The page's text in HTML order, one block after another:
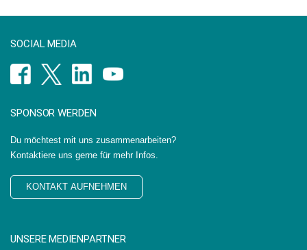
SOCIAL MEDIA
SPONSOR WERDEN
Du möchtest mit uns zusammenarbeiten?
Kontaktiere uns gerne für mehr Infos.
KONTAKT AUFNEHMEN
UNSERE MEDIENPARTNER